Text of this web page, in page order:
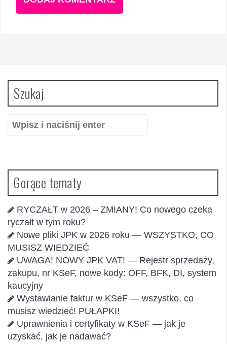
Szukaj
Szukaj:
Gorące tematy
RYCZAŁT w 2026 – ZMIANY! Co nowego czeka
ryczałt w tym roku?
Nowe pliki JPK w 2026 roku — WSZYSTKO, CO
MUSISZ WIEDZIEĆ
UWAGA! NOWY JPK VAT! — Rejestr sprzedaży,
zakupu, nr KSeF, nowe kody: OFF, BFK, DI, system
kaucyjny
Wystawianie faktur w KSeF — wszystko, co
musisz wiedzieć! PUŁAPKI!
Uprawnienia i certyfikaty w KSeF — jak je
uzyskać, jak je nadawać?